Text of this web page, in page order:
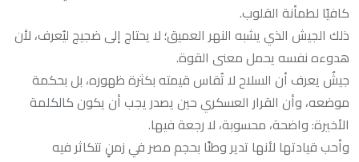
كافيًا لطمأنة القلوب.
ذلك الجيش الذي يشبه النهر العميق؛ لا يحتاج إلى ضجيج ليُعرف، لأن
هدوءه نفسه يحمل معنى القوة.
جيشٌ يعرف أن السلاح لا تُقاس قيمته بكثرة ظهوره، بل بحكمة
موضعه، وأن القرار العسكري حين يصدر يجب أن يكون كالكلمة
الأخيرة: واضحة، محسوبة، لا رجعة فيها.
وأحب قيادتها لأنها تدير وطنًا بحجم مصر في زمنٍ تتكاثر فيه